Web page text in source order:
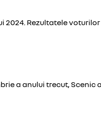
2024. Rezultatele
a anului trecut, Scenic